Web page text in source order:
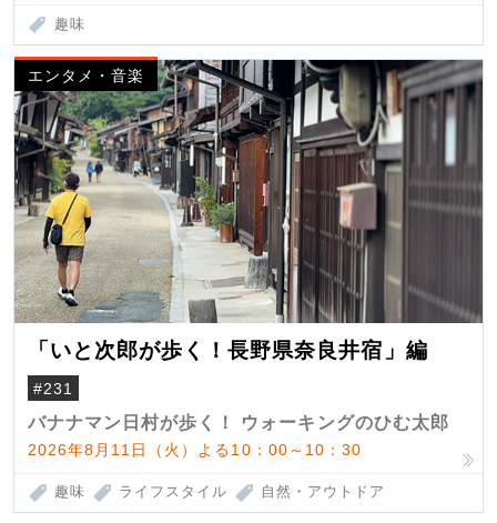
趣味
エンタメ・音楽
「いと次郎が歩く！長野県奈良井宿」編
#231
バナナマン日村が歩く！ ウォーキングのひむ太郎
2026年8月11日（火）よる10：00～10：30
趣味 ライフスタイル 自然・アウトドア